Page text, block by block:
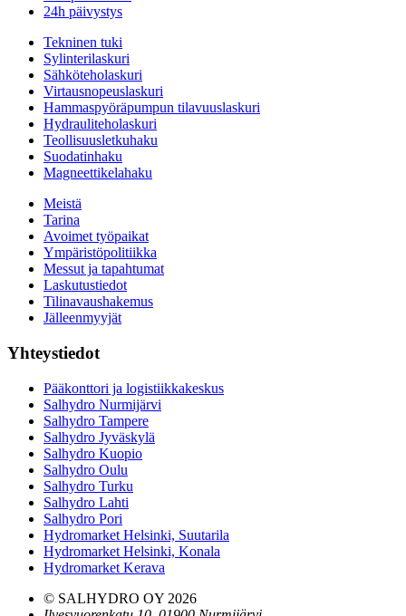
24h päivystys
Tekninen tuki
Sylinterilaskuri
Sähköteholaskuri
Virtausnopeuslaskuri
Hammaspyöräpumpun tilavuuslaskuri
Hydrauliteholaskuri
Teollisuusletkuhaku
Suodatinhaku
Magneettikelahaku
Meistä
Tarina
Avoimet työpaikat
Ympäristöpolitiikka
Messut ja tapahtumat
Laskutustiedot
Tilinavaushakemus
Jälleenmyyjät
Yhteystiedot
Pääkonttori ja logistiikkakeskus
Salhydro Nurmijärvi
Salhydro Tampere
Salhydro Jyväskylä
Salhydro Kuopio
Salhydro Oulu
Salhydro Turku
Salhydro Lahti
Salhydro Pori
Hydromarket Helsinki, Suutarila
Hydromarket Helsinki, Konala
Hydromarket Kerava
© SALHYDRO OY 2026